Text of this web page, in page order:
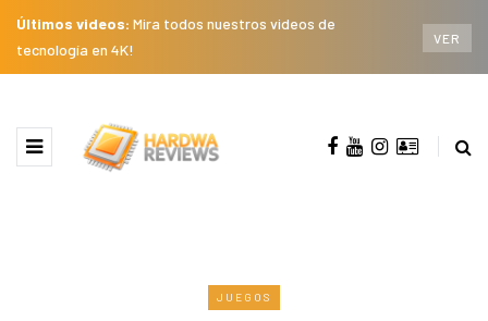
Últimos videos: Mira todos nuestros videos de
tecnología en 4K!
VER
JUEGOS